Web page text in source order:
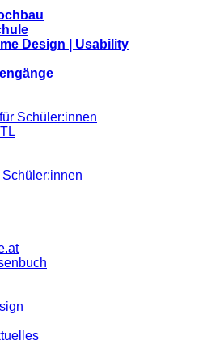
Design | Usability
Schüler:innen